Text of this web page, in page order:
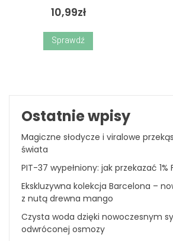
10,99zł
Sprawdź
Ostatnie wpisy
Magiczne słodycze i viralowe
świata
PIT-37 wypełniony: jak przekazać 1%
Ekskluzywna kolekcja Barcelona –
z nutą drewna mango
Czysta woda dzięki nowoczesnym
odwróconej osmozy